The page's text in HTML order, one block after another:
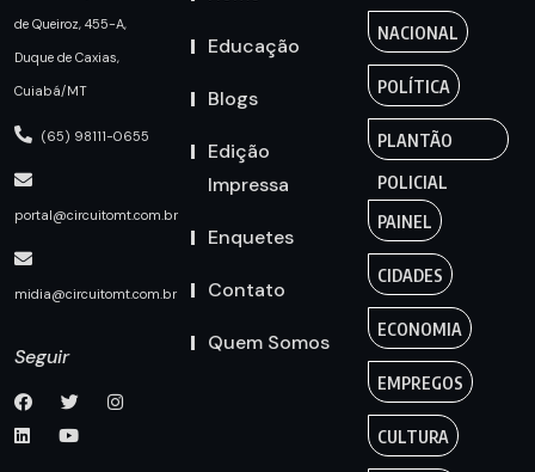
de Queiroz, 455-A,
Duque de Caxias,
Cuiabá/MT
(65) 98111-0655
portal@circuitomt.com.br
midia@circuitomt.com.br
Seguir
Educação
Blogs
Edição
Impressa
Enquetes
Contato
Quem Somos
NACIONAL
POLÍTICA
PLANTÃO
POLICIAL
PAINEL
CIDADES
ECONOMIA
EMPREGOS
CULTURA